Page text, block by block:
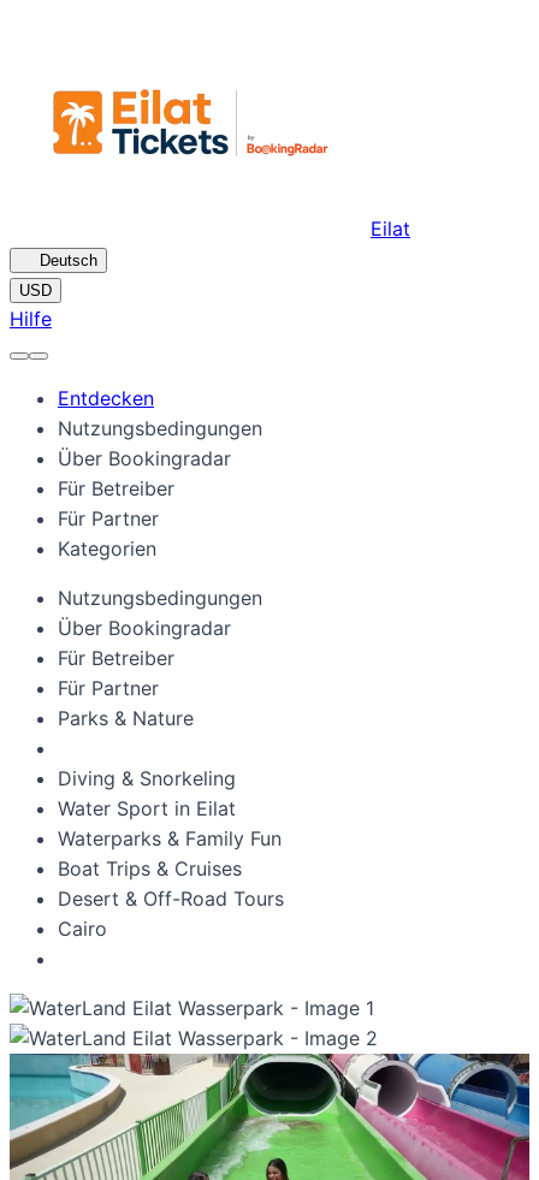
Eilat
Deutsch
USD
Hilfe
Entdecken
Nutzungsbedingungen
Über Bookingradar
Für Betreiber
Für Partner
Kategorien
Nutzungsbedingungen
Über Bookingradar
Für Betreiber
Für Partner
Parks & Nature
Diving & Snorkeling
Water Sport in Eilat
Waterparks & Family Fun
Boat Trips & Cruises
Desert & Off-Road Tours
Cairo